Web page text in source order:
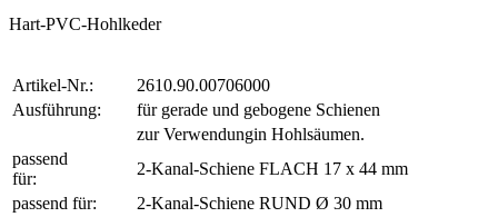
Hart-PVC-Hohlkeder
Artikel-Nr.:
2610.90.00706000
Ausführung:
für gerade und gebogene Schienen
zur Verwendungin Hohlsäumen.
passend
für:
2-Kanal-Schiene FLACH 17 x 44 mm
passend für:
2-Kanal-Schiene RUND Ø 30 mm